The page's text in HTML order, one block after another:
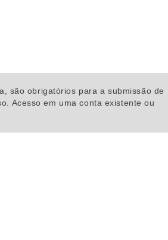
são obrigatórios para a submissão de
Acesso em uma conta existente ou